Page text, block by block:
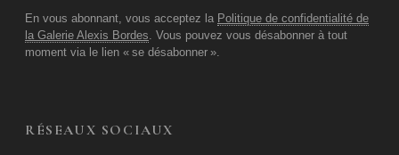
En vous abonnant, vous acceptez la Politique de confidentialité de
la Galerie Alexis Bordes . Vous pouvez vous désabonner à tout
moment via le lien « se désabonner ».
RÉSEAUX SOCIAUX